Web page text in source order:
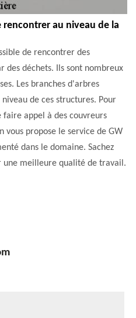
rencontrer au niveau de la
de rencontrer des
des déchets. Ils sont nombreux
Les branches d'arbres
de ces structures. Pour
faire appel à des couvreurs
vous propose le service de GW
dans le domaine. Sachez
meilleure qualité de travail.